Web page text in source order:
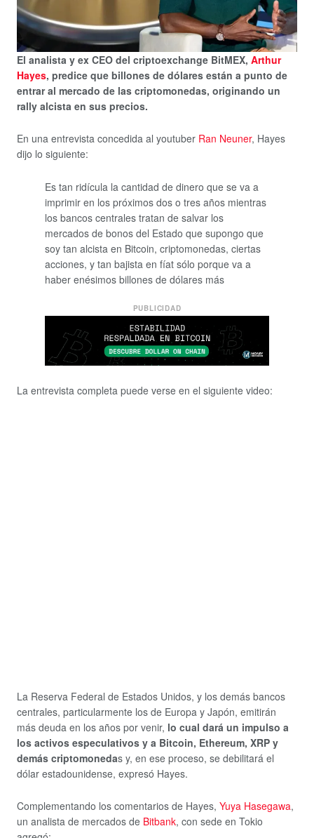
El analista y ex CEO del criptoexchange BitMEX, Arthur
Hayes, predice que billones de dólares están a punto de
entrar al mercado de las criptomonedas, originando un
rally alcista en sus precios.
En una entrevista concedida al youtuber Ran Neuner, Hayes
dijo lo siguiente:
Es tan ridícula la cantidad de dinero que se va a
imprimir en los próximos dos o tres años mientras
los bancos centrales tratan de salvar los
mercados de bonos del Estado que supongo que
soy tan alcista en Bitcoin, criptomonedas, ciertas
acciones, y tan bajista en fíat sólo porque va a
haber enésimos billones de dólares más
PUBLICIDAD
La entrevista completa puede verse en el siguiente video:
La Reserva Federal de Estados Unidos, y los demás bancos
centrales, particularmente los de Europa y Japón, emitirán
más deuda en los años por venir, lo cual dará un impulso a
los activos especulativos y a Bitcoin, Ethereum, XRP y
demás criptomonedas y, en ese proceso, se debilitará el
dólar estadounidense, expresó Hayes.
Complementando los comentarios de Hayes, Yuya Hasegawa,
un analista de mercados de Bitbank, con sede en Tokio